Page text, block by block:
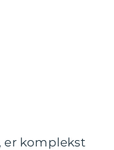
er komplekst